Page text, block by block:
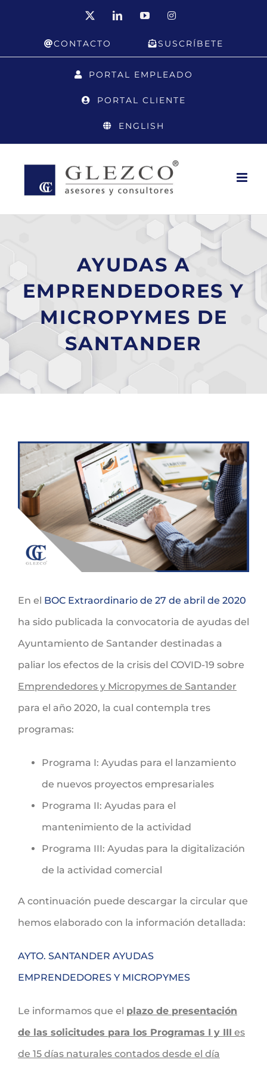
LinkedInYouTubeInstagram
CONTACTO SUSCRÍBETE
PORTAL EMPLEADO
PORTAL CLIENTE
ENGLISH
AYUDAS A
EMPRENDEDORES Y
MICROPYMES DE
SANTANDER
Ver
imagen
más
grande
En el BOC Extraordinario de 27 de abril de 2020
ha sido publicada la convocatoria de ayudas del
Ayuntamiento de Santander destinadas a
paliar los efectos de la crisis del COVID-19 sobre
Emprendedores y Micropymes de Santander
para el año 2020, la cual contempla tres
programas:
Programa I: Ayudas para el lanzamiento
de nuevos proyectos empresariales
Programa II: Ayudas para el
mantenimiento de la actividad
Programa III: Ayudas para la digitalización
de la actividad comercial
A continuación puede descargar la circular que
hemos elaborado con la información detallada:
AYTO. SANTANDER AYUDAS
EMPRENDEDORES Y MICROPYMES
Le informamos que el plazo de presentación
de las solicitudes para los Programas I y III es
de 15 días naturales contados desde el día